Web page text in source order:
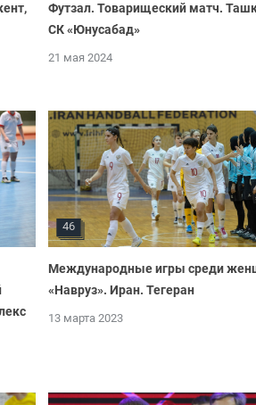
Футзал. Товарищеский матч.
СК «Юнусабад»
21 мая 2024
46
Международные игры среди
«Навруз». Иран. Тегеран
13 марта 2023